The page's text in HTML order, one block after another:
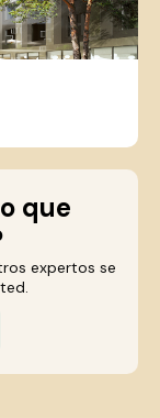
que
expertos se